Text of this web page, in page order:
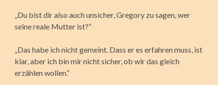
„Du bist dir also auch unsicher, Gregory zu sagen, wer
seine reale Mutter ist?“
„Das habe ich nicht gemeint. Dass er es erfahren muss, ist
klar, aber ich bin mir nicht sicher, ob wir das gleich
erzählen wollen.“